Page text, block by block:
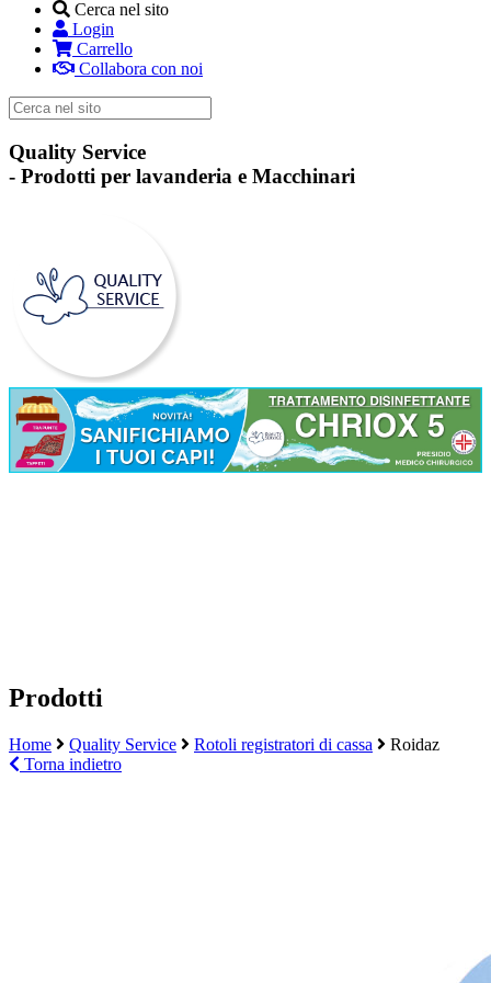
Cerca nel sito
Login
Carrello
Collabora con noi
Quality Service
- Prodotti per lavanderia e Macchinari
Prodotti
Home Quality Service Rotoli registratori di cassa
Roidaz
Torna indietro